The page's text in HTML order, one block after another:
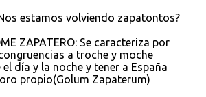
estamos volviendo zapatontos?
ZAPATERO: Se caracteriza por
a troche y moche
día y la noche y tener a España
propio(Golum Zapaterum)